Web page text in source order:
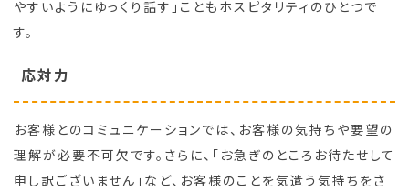
やすいようにゆっくり話す」こともホスピタリティのひとつで
す。
応対力
お客様とのコミュニケーションでは、お客様の気持ちや要望の
理解が必要不可欠です。さらに、「お急ぎのところお待たせして
申し訳ございません」など、お客様のことを気遣う気持ちをさ